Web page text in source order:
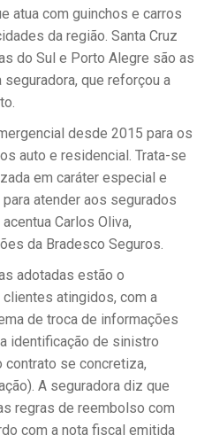
atua com guinchos e carros
da região. Santa Cruz
do Sul e Porto Alegre são as
que reforçou a
desde 2015 para os
auto e residencial. Trata-se
em caráter especial e
atender aos segurados
Carlos Oliva,
da Bradesco Seguros.
adotadas estão o
atingidos, com a
de troca de informações
identificação de sinistro
se concretiza,
A seguradora diz que
regras de reembolso com
com a nota fiscal emitida